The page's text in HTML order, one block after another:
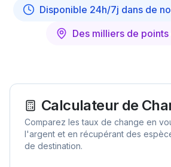
Disponible 24h/7j dans de
Des milliers de
Calculateur de
Comparez les taux de change en
l'argent et en récupérant des
de destination.